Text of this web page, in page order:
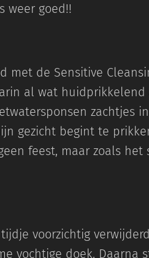
weer goed!!
met de Sensitive
al wat
zachtjes
gezicht begint te
feest, maar zoals het
voorzichtig
vochtige doek. Daarna